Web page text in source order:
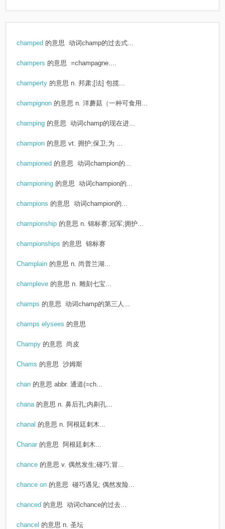
champed 的意思 动词champ的过去式...
champers 的意思 =champagne....
champerty 的意思 n. 邦肃;[法] 包揽...
champignon 的意思 n. 洋蘑菇（一种可食用...
champing 的意思 动词champ的现在进...
champion 的意思 vt. 拥护;保卫;为 ...
championed 的意思 动词champion的...
championing 的意思 动词champion的...
champions 的意思 动词champion的...
championship 的意思 n. 锦标赛;冠军;拥护...
championships 的意思 锦标赛
Champlain 的意思 n. 尚普兰湖...
champleve 的意思 n. 雕刻七宝...
champs 的意思 动词champ的第三人...
champs elysees 的意思
Champy 的意思 尚皮
Chams 的意思 沙姆斯
chan 的意思 abbr. 通道(=ch...
chana 的意思 n. 鼻后孔;内劓孔...
chanal 的意思 n. 阿根廷刺木...
Chanar 的意思 阿根廷刺木...
chance 的意思 v. 偶然发生;碰巧;冒...
chance on 的意思 碰巧遇见; 偶然发险...
chanced 的意思 动词chance的过去...
chancel 的意思 n. 圣坛